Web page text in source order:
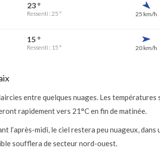
23 °
Ressenti : 25 ° 25 km/h
15 °
Ressenti : 15 ° 20 km/h
entre quelques nuages. Les températures
rapidement vers 21°C en fin de matinée.
l’après-midi, le ciel restera peu nuageux, dans
soufflera de secteur nord-ouest.